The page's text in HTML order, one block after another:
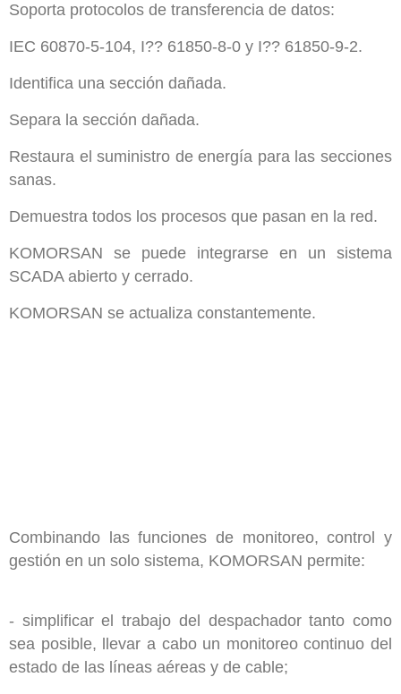
Soporta protocolos de transferencia de datos:
IEC 60870-5-104, I?? 61850-8-0 y I?? 61850-9-2.
Identifica una sección dañada.
Separa la sección dañada.
Restaura el suministro de energía para las secciones
sanas.
Demuestra todos los procesos que pasan en la red.
KOMORSAN se puede integrarse en un sistema
SCADA abierto y cerrado.
KOMORSAN se actualiza constantemente.
Combinando las funciones de monitoreo, control y
gestión en un solo sistema, KOMORSAN permite:
- simplificar el trabajo del despachador tanto como
sea posible, llevar a cabo un monitoreo continuo del
estado de las líneas aéreas y de cable;